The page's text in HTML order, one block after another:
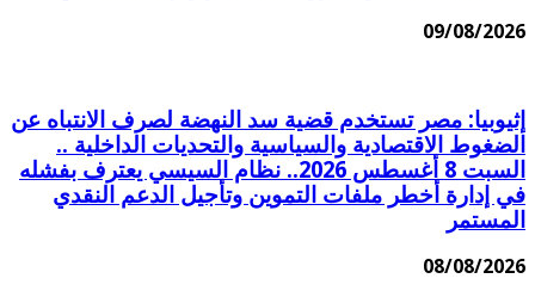
09/08/2026
إثيوبيا: مصر تستخدم قضية سد النهضة لصرف الانتباه عن
الضغوط الاقتصادية والسياسية والتحديات الداخلية ..
السبت 8 أغسطس 2026.. نظام السيسي يعترف بفشله
في إدارة أخطر ملفات التموين وتأجيل الدعم النقدي
المستمر
08/08/2026